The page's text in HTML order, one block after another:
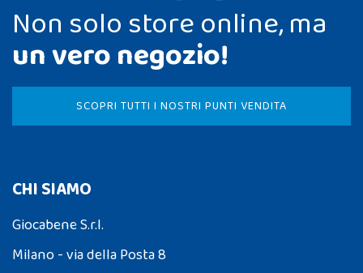
Non solo store online, ma
un vero negozio!
SCOPRI TUTTI I NOSTRI PUNTI VENDITA
CHI SIAMO
Giocabene S.r.l.
Milano - via della Posta 8